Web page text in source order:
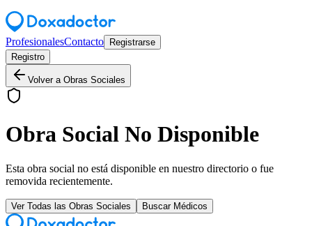
ProfesionalesContacto
Registrarse
Registro
Volver a Obras Sociales
Obra Social No Disponible
Esta obra social no está disponible en nuestro directorio o fue
removida recientemente.
Ver Todas las Obras Sociales Buscar Médicos